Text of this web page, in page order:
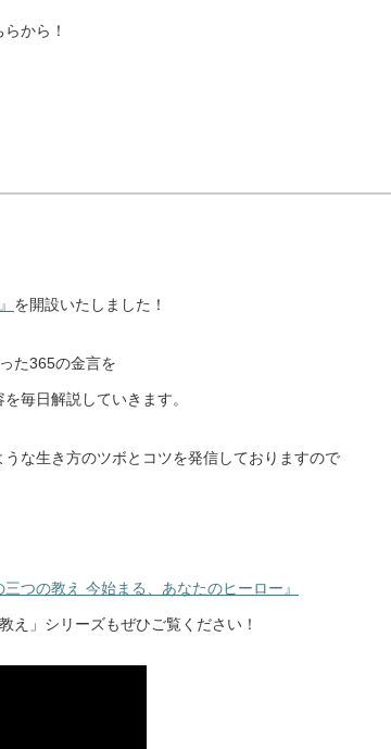
から！
を開設いたしました！
た365の金言を
毎日解説していきます。
な生き方のツボとコツを発信しておりますので
つの教え 今始まる、あなたのヒーロー』
え」シリーズもぜひご覧ください！